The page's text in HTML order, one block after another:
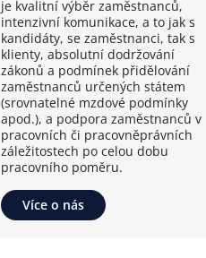
je kvalitní výběr zaměstnanců,
intenzivní komunikace, a to jak s
kandidáty, se zaměstnanci, tak s
klienty, absolutní dodržování
zákonů a podmínek přidělování
zaměstnanců určených státem
(srovnatelné mzdové podmínky
apod.), a podpora zaměstnanců v
pracovních či pracovněprávních
záležitostech po celou dobu
pracovního poměru.
Více o nás